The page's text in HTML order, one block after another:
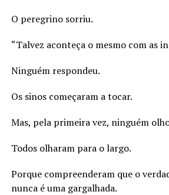
O peregrino sorriu.
“Talvez aconteça o mesmo com as
Ninguém respondeu.
Os sinos começaram a tocar.
Mas, pela primeira vez, ninguém
Todos olharam para o largo.
Porque compreenderam que o
nunca é uma gargalhada.